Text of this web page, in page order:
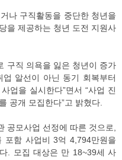
나 구직활동을 중단한 청년을
을 제공하는 청년 도전 지원사
구직 의욕을 잃은 청년이 증가
알선이 아닌 동기 회복부터
업을 실시한다”면서 “사업 진
공개 모집한다”고 밝혔다.
공모사업 선정에 따른 것으로,
포함 사업비 3억 4,794만원을
. 모집 대상은 만 18~39세 사